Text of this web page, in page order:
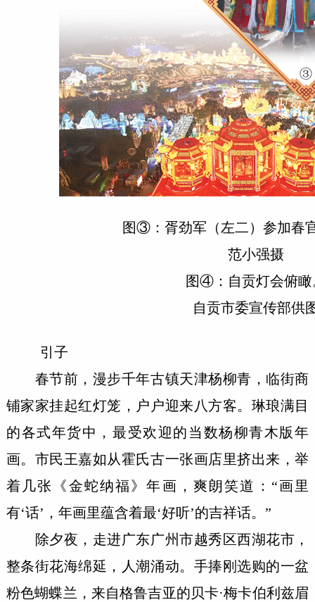
图③：胥劲军（左二）参加春
范小强摄
图④：自贡灯会俯瞰
自贡市委宣传部供
引子
春节前，漫步千年古镇天津杨柳青，临街商
铺家家挂起红灯笼，户户迎来八方客。琳琅满目
的各式年货中，最受欢迎的当数杨柳青木版年
画。市民王嘉如从霍氏古一张画店里挤出来，举
着几张《金蛇纳福》年画，爽朗笑道：“画里
有‘话’，年画里蕴含着最‘好听’的吉祥话。”
除夕夜，走进广东广州市越秀区西湖花市，
整条街花海绵延，人潮涌动。手捧刚选购的一盆
粉色蝴蝶兰，来自格鲁吉亚的贝卡·梅卡伯利兹眉